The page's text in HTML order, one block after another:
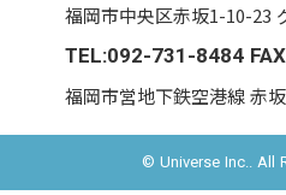
福岡市中央区赤坂1-10-23
TEL:092-731-8484
福岡市営地下鉄空港線 赤
© Universe Inc.. All